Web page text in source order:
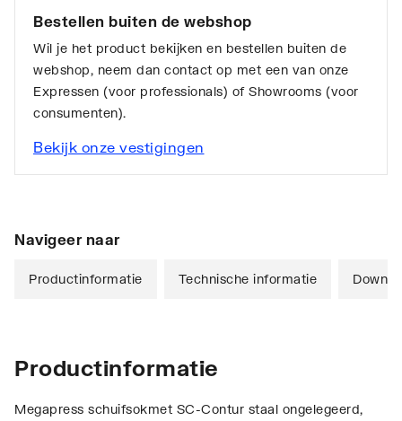
Bestellen buiten de webshop
Wil je het product bekijken en bestellen buiten de
webshop, neem dan contact op met een van onze
Expressen (voor professionals) of Showrooms (voor
consumenten).
Bekijk onze vestigingen
Navigeer naar
Productinformatie Technische informatie
Productinformatie
Megapress schuifsokmet SC-Contur staal ongelegeerd,